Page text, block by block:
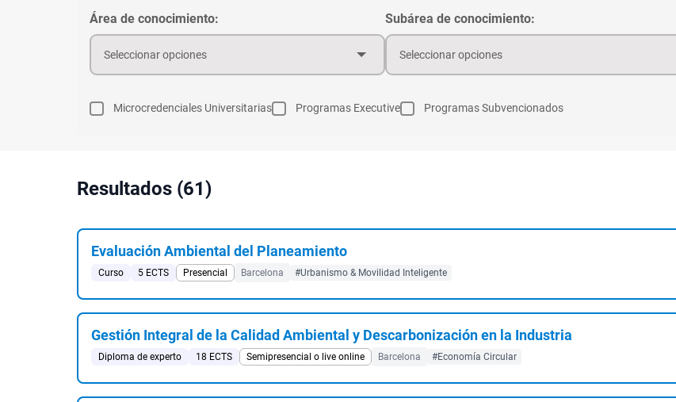
Área de conocimiento:
Seleccionar opciones
Subárea de conocimiento:
Seleccionar opciones
Microcredenciales Universitarias Programas Executive Programas Subvencionados
Resultados (61)
Evaluación Ambiental del Planeamiento
Curso 5 ECTS Presencial Barcelona #Urbanismo & Movilidad Inteligente
Gestión Integral de la Calidad Ambiental y Descarbonización en la Industria
Diploma de experto 18 ECTS Semipresencial o live online Barcelona #Economía Circular